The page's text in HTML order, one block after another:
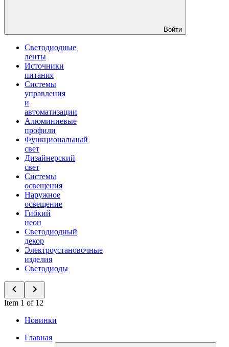
Войти
Светодиодные
ленты
Источники
питания
Системы
управления
и
автоматизации
Алюминиевые
профили
Функциональный
свет
Дизайнерский
свет
Системы
освещения
Наружное
освещение
Гибкий
неон
Светодиодный
декор
Электроустановочные
изделия
Светодиоды
Item 1 of 12
Новинки
Главная